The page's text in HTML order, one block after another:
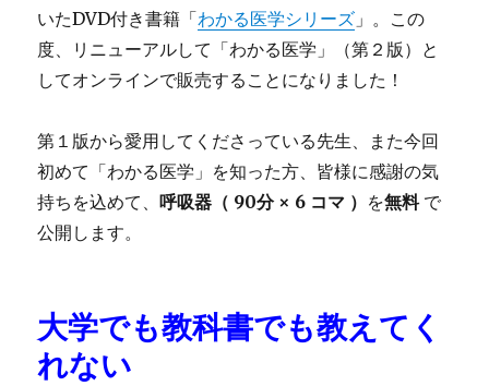
いたDVD付き書籍「わかる医学シリーズ 」。この
度、リニューアルして「わかる医学」（第２版）と
してオンラインで販売することになりました！
第１版から愛用してくださっている先生、また今回
初めて「わかる医学」を知った方、皆様に感謝の気
持ちを込めて、呼吸器（ 90分 × 6 コマ ） を無料 で
公開します。
大学でも教科書でも教えてく
れない